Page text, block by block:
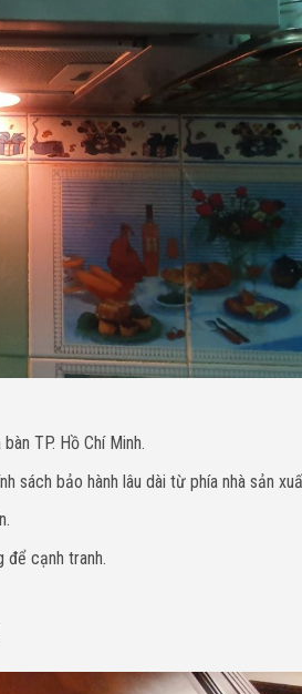
TP. Hồ Chí Minh.
sách bảo hành lâu dài từ phía nhà sản
để cạnh tranh.